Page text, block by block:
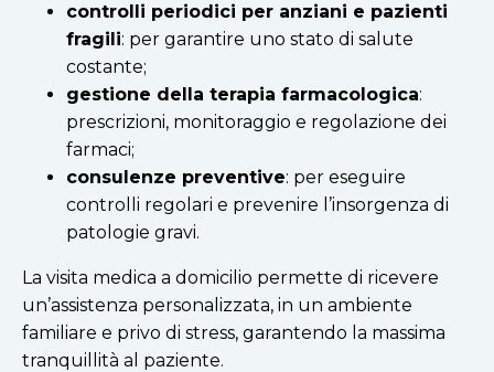
controlli periodici per anziani e pazienti
fragili: per garantire uno stato di salute
costante;
gestione della terapia farmacologica:
prescrizioni, monitoraggio e regolazione dei
farmaci;
consulenze preventive: per eseguire
controlli regolari e prevenire l’insorgenza di
patologie gravi.
La visita medica a domicilio permette di ricevere
un’assistenza personalizzata, in un ambiente
familiare e privo di stress, garantendo la massima
tranquillità al paziente.